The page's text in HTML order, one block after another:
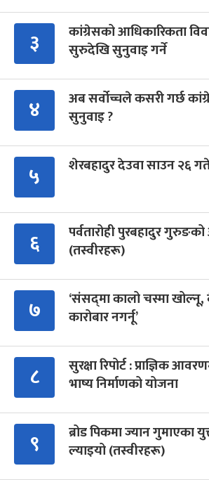
३
कांग्रेसको आधिकारिकता
सुरुदेखि सुनुवाइ गर्ने
४
अब सर्वोच्चले कसरी गर्छ
सुनुवाइ ?
५ शेरबहादुर देउवा साउन २६
६
पर्वतारोही पुरबहादुर गुरुङको
(तस्वीरहरू)
७
‘संसद्‍मा कालो चस्मा
कारोबार नगर्नू’
८
सुरक्षा रिपोर्ट : प्राज्ञिक
भाष्य निर्माणको योजना
९
ब्रोड पिकमा ज्यान गुमाएका
ल्याइयो (तस्वीरहरू)